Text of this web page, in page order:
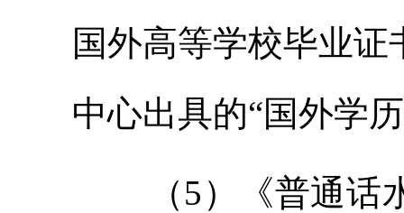
国外高等学校毕业
中心出具的“国外学
（5）《普通